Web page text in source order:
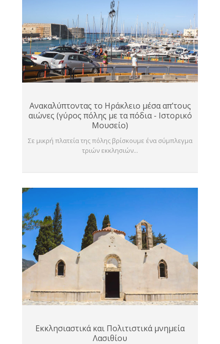
Ανακαλύπτοντας το Ηράκλειο μέσα απ’τους
αιώνες (γύρος πόλης με τα πόδια - Ιστορικό
Μουσείο)
Σε μικρή πλατεία της πόλης βρίσκουμε ένα σύμπλεγμα
τριών εκκλησιών...
Εκκλησιαστικά και Πολιτιστικά μνημεία
Λασιθίου